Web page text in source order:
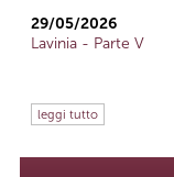
29/05/2026
Lavinia - Parte V
leggi tutto